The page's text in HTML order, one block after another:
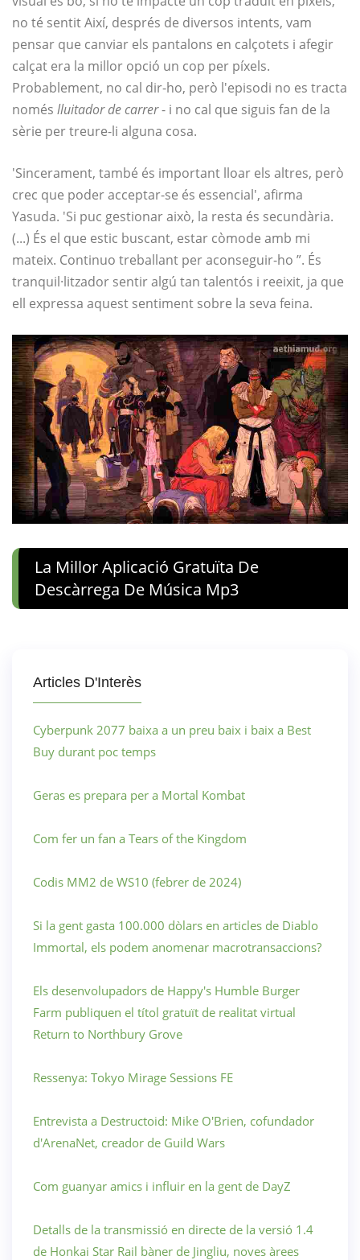
no té sentit Així, després de diversos intents, vam
pensar que canviar els pantalons en calçotets i afegir
calçat era la millor opció un cop per píxels.
Probablement, no cal dir-ho, però l'episodi no es tracta
només lluitador de carrer- i no cal que siguis fan de la
sèrie per treure-li alguna cosa.
'Sincerament, també és important lloar els altres, però
crec que poder acceptar-se és essencial', afirma
Yasuda. 'Si puc gestionar això, la resta és secundària.
(...) És el que estic buscant, estar còmode amb mi
mateix. Continuo treballant per aconseguir-ho ”. És
tranquil·litzador sentir algú tan talentós i reeixit, ja que
ell expressa aquest sentiment sobre la seva feina.
La Millor Aplicació Gratuïta De
Descàrrega De Música Mp3
Articles D'Interès
Cyberpunk 2077 baixa a un preu baix i baix a Best
Buy durant poc temps
Geras es prepara per a Mortal Kombat
Com fer un fan a Tears of the Kingdom
Codis MM2 de WS10 (febrer de 2024)
Si la gent gasta 100.000 dòlars en articles de Diablo
Immortal, els podem anomenar macrotransaccions?
Els desenvolupadors de Happy's Humble Burger
Farm publiquen el títol gratuït de realitat virtual
Return to Northbury Grove
Ressenya: Tokyo Mirage Sessions FE
Entrevista a Destructoid: Mike O'Brien, cofundador
d'ArenaNet, creador de Guild Wars
Com guanyar amics i influir en la gent de DayZ
Detalls de la transmissió en directe de la versió 1.4
de Honkai Star Rail bàner de Jingliu, noves àrees